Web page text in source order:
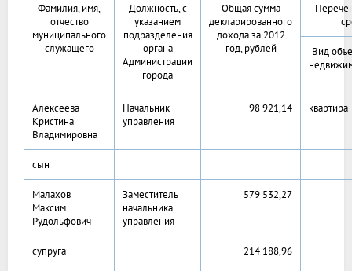
Фамилия, имя,
отчество
муниципального
служащего
Должность, с
указанием
подразделения
органа
Администрации
города
Общая сумма
декларированного
дохода за 2012
год, рублей
Вид
Алексеева
Кристина
Владимировна
Начальник
управления
98 921,14 квартира
сын
Малахов
Максим
Рудольфович
Заместитель
начальника
управления
579 532,27
супруга 214 188,96